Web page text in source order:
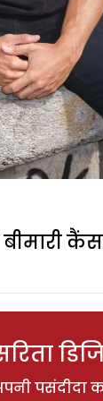
बीमारी
पसंदीदा